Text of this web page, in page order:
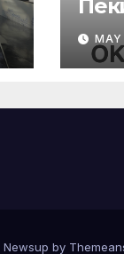
Newsup by